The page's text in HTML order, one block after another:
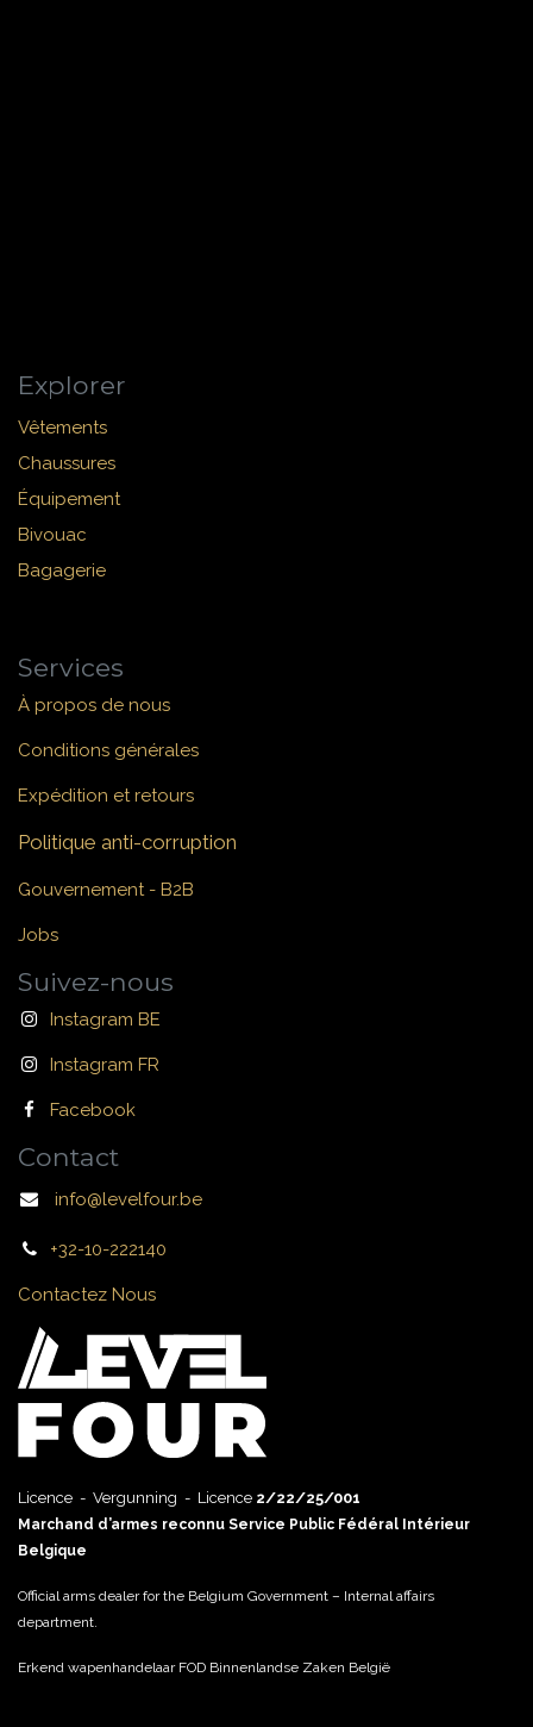
Explorer
Vêtements
Chaussures
Équipement
Bivouac
Bagagerie
Services
À propos de nous
Conditions générales
Expédition et retours
Politique anti-corruption
Gouvernement - B2B
Jobs
Suivez-nous
Instagram BE
Instagram FR
Facebook
Contact
info@levelfour.be
+32-10-222140
Contactez Nous
Licence - Vergunning - Licence 2/22/25/001
Marchand d’armes reconnu Service Public Fédéral Intérieur
Belgique
Official arms dealer for the Belgium Government – Internal affairs
department.
Erkend wapenhandelaar FOD Binnenlandse Zaken België